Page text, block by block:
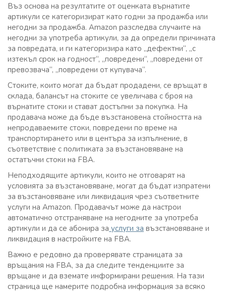
Въз основа на резултатите от оценката върнатите
артикули се категоризират като годни за продажба или
негодни за продажба. Amazon разследва случаите на
негодни за употреба артикули, за да определи причината
за повредата, и ги категоризира като „дефектни“, „с
изтекъл срок на годност“, „повредени“, „повредени от
превозвача“, „повредени от купувача“.
Стоките, които могат да бъдат продадени, се връщат в
склада, балансът на стоките се увеличава с броя на
върнатите стоки и стават достъпни за покупка. На
продавача може да бъде възстановена стойността на
непродаваемите стоки, повредени по време на
транспортирането или в центъра за изпълнение, в
съответствие с политиката за възстановяване на
остатъчни стоки на FBA.
Неподходящите артикули, които не отговарят на
условията за възстановяване, могат да бъдат изпратени
за възстановяване или ликвидация чрез съответните
услуги на Amazon. Продавачът може да настрои
автоматично отстраняване на негодните за употреба
артикули и да се абонира за услуги за възстановяване и
ликвидация в настройките на FBA.
Важно е редовно да проверявате страницата за
връщания на FBA, за да следите тенденциите за
връщане и да вземате информирани решения. На тази
страница ще намерите подробна информация за всяко